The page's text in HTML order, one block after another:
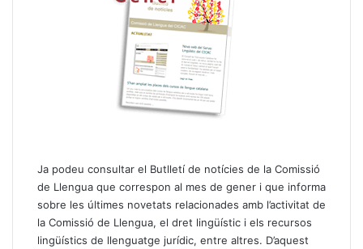
Ja podeu consultar el Butlletí de notícies de la Comissió
de Llengua que correspon al mes de gener i que informa
sobre les últimes novetats relacionades amb l’activitat de
la Comissió de Llengua, el dret lingüístic i els recursos
lingüístics de llenguatge jurídic, entre altres. D’aquest